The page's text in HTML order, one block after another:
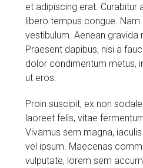
et adipiscing erat. Curabitur
libero tempus congue. Nam
vestibulum. Aenean gravida
Praesent dapibus, nisi a
dolor condimentum metus,
ut eros.
Proin suscipit, ex non
laoreet felis, vitae
Vivamus sem magna,
vel ipsum. Maecenas
vulputate, lorem sem